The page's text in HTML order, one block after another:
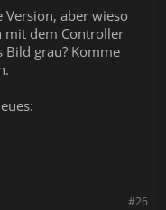
aber wieso
mit dem Controller
grau? Komme
#26